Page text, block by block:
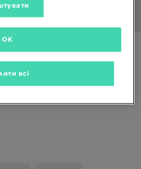
COLLARED JCKT
всі
OK